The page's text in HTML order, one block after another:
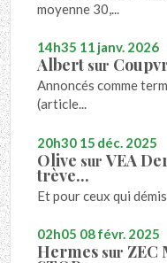
moyenne 30,...
14h35 11 janv. 2026
Albert sur
Annoncés comme
(article...
20h30 15 déc. 2025
Olive surVEA
trève...
Et pour ceux qui
02h05 08févr. 2025
Hermes sur ZEC